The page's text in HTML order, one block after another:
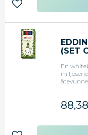
Lägg till i favoriter
(SET
En
88,38